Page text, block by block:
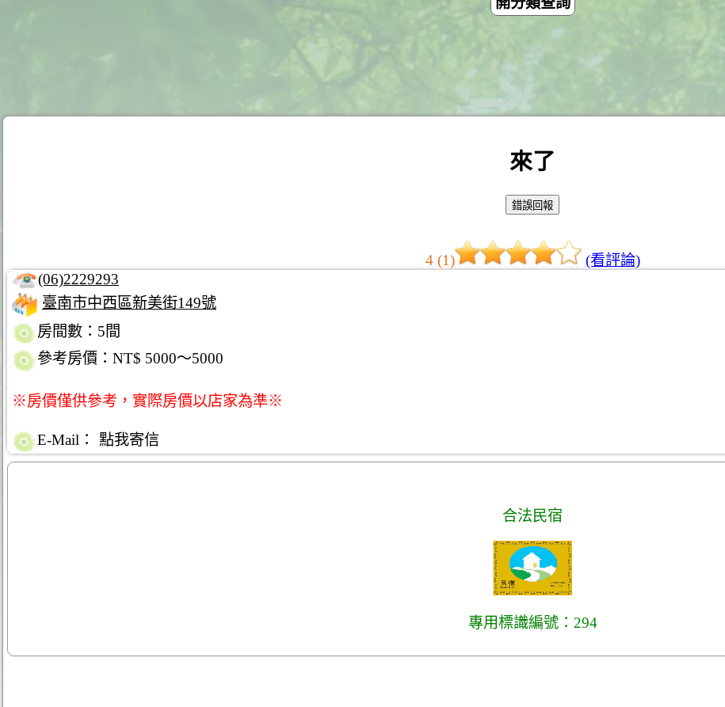
來了
4 (1)
(看評論)
(06)2229293
臺南市中西區新美街149號
房間數：5間
參考房價：NT$ 5000～5000
※房價僅供參考，實際房價以店家為準※
E-Mail： 點我寄信
合法民宿
專用標識編號：294